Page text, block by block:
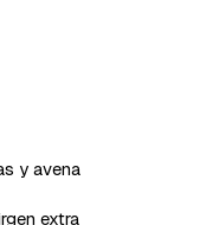
y avena
extra